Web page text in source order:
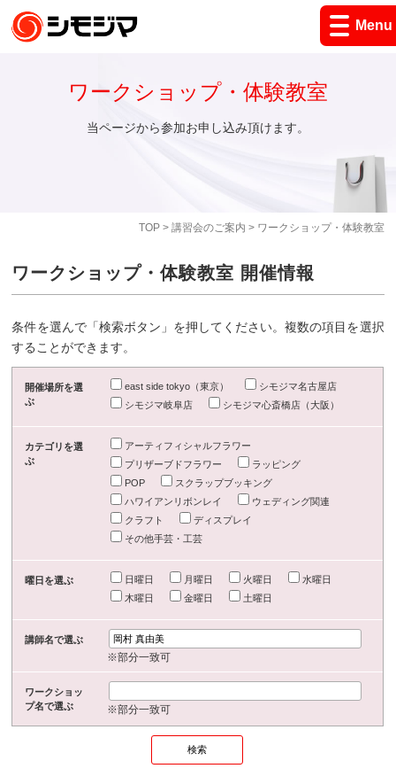
Menu
TOP> 講習会のご案内 > ワークショップ・体験教室
ワークショップ・体験教室
当ページから参加お申し込み頂けます。
ワークショップ・体験教室 開催情報
条件を選んで「検索ボタン」を押してください。複数の項目を選択
することができます。
開催場所を選
ぶ
east side tokyo（東京）
シモジマ名古屋店
シモジマ岐阜店
シモジマ心斎橋店（大阪）
カテゴリを選
ぶ
アーティフィシャルフラワー
プリザーブドフラワー
ラッピング
POP
スクラップブッキング
ハワイアンリボンレイ
ウェディング関連
クラフト
ディスプレイ
その他手芸・工芸
曜日を選ぶ 日曜日 月曜日 火曜日
水曜日
木曜日
金曜日 土曜日
講師名で選ぶ
※部分一致可
ワークショッ
プ名で選ぶ
※部分一致可